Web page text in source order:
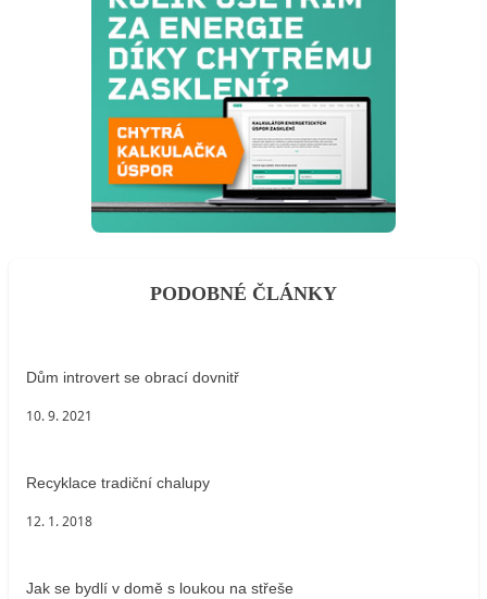
PODOBNÉ ČLÁNKY
Dům introvert se obrací dovnitř
10. 9. 2021
Recyklace tradiční chalupy
12. 1. 2018
Jak se bydlí v domě s loukou na střeše